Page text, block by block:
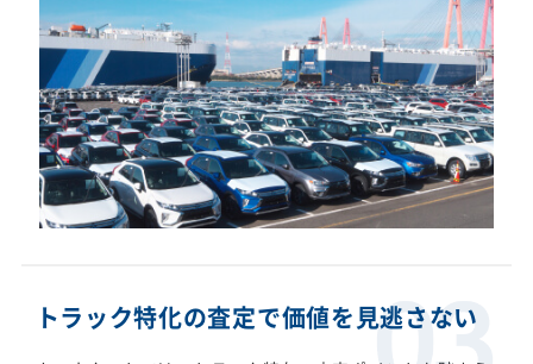
トラック特化の査定で価値を見逃さない